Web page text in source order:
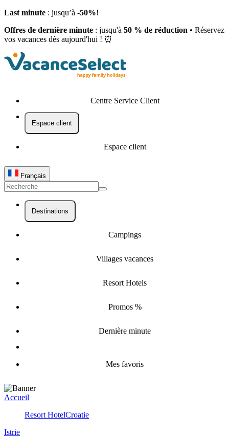
Last minute : jusqu’à -50%!
Offres de dernière minute : jusqu'à 50 % de réduction • Réservez
vos vacances dès aujourd'hui ! ⏰
Centre Service Client
Espace client
Espace client
Français
Destinations
Campings
Villages vacances
Resort Hotels
Promos %
Dernière minute
Mes favoris
Accueil
Resort HotelCroatie
Istrie